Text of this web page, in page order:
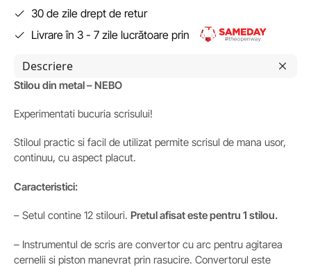
30 de zile drept de retur
Livrare în 3 - 7 zile lucrătoare prin
Descriere
Stilou din metal – NEBO
Experimentati bucuria scrisului!
Stiloul practic si facil de utilizat permite scrisul de mana usor,
continuu, cu aspect placut.
Caracteristici:
– Setul contine 12 stilouri. Pretul afisat este pentru 1 stilou.
– Instrumentul de scris are convertor cu arc pentru agitarea
cernelii si piston manevrat prin rasucire. Convertorul este